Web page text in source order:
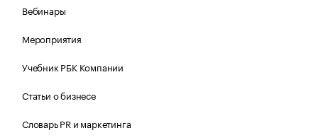
Вебинары
Мероприятия
Учебник РБК Компании
Статьи о бизнесе
Словарь PR и маркетинга